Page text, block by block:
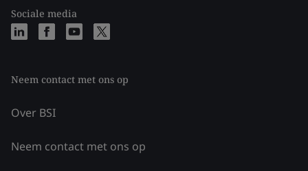
Sociale media
Neem contact met ons op
Over BSI
Neem contact met ons op